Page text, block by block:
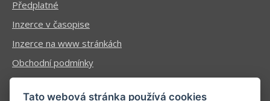
Předplatné
Inzerce v časopise
Inzerce na www stránkách
Obchodní podmínky
Ochrana osobních údajů
Tato webová stránka používá cookies